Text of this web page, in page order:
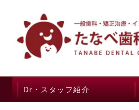
Dr・スタッフ紹介